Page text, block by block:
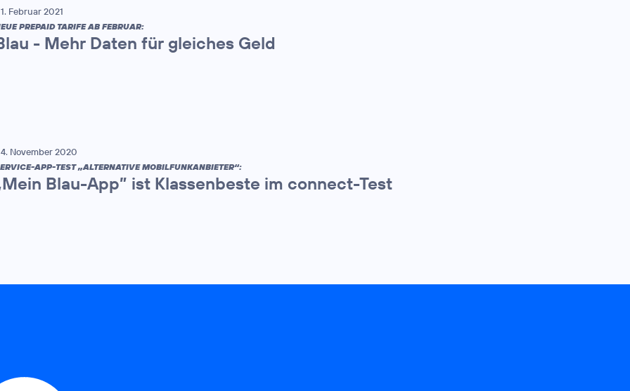
Februar 2021
PREPAID TARIFE AB FEBRUAR:
- Mehr Daten für gleiches Geld
November 2020
APP-TEST „ALTERNATIVE MOBILFUNKANBIETER“:
Blau-App” ist Klassenbeste im connect-Test